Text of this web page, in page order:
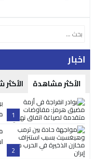
اخبار
الأكثر مشاهدة
1
2